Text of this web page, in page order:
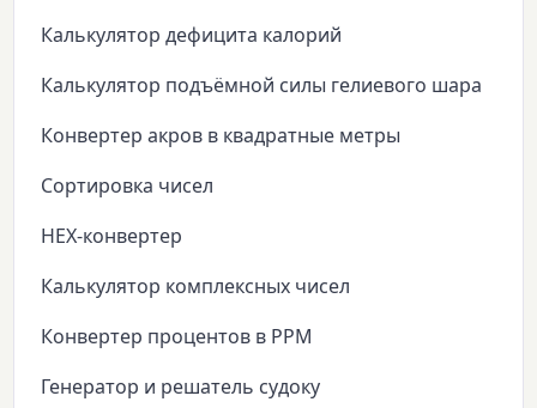
Калькулятор дефицита калорий
Калькулятор подъёмной силы гелиевого шара
Конвертер акров в квадратные метры
Сортировка чисел
HEX-конвертер
Калькулятор комплексных чисел
Конвертер процентов в PPM
Генератор и решатель судоку